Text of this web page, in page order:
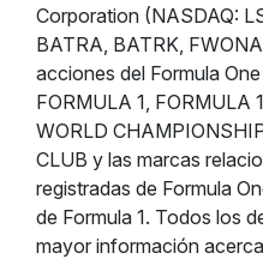
Corporation (NASDAQ:
BATRA, BATRK,
acciones del Formula
FORMULA 1, FORMULA
WORLD
CLUB y las marcas
registradas de Formula
de Formula 1. Todos los
mayor información